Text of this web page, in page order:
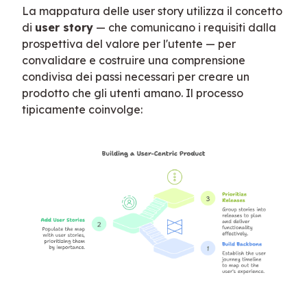
La mappatura delle user story utilizza il concetto
di user story — che comunicano i requisiti dalla
prospettiva del valore per l'utente — per
convalidare e costruire una comprensione
condivisa dei passi necessari per creare un
prodotto che gli utenti amano. Il processo
tipicamente coinvolge: